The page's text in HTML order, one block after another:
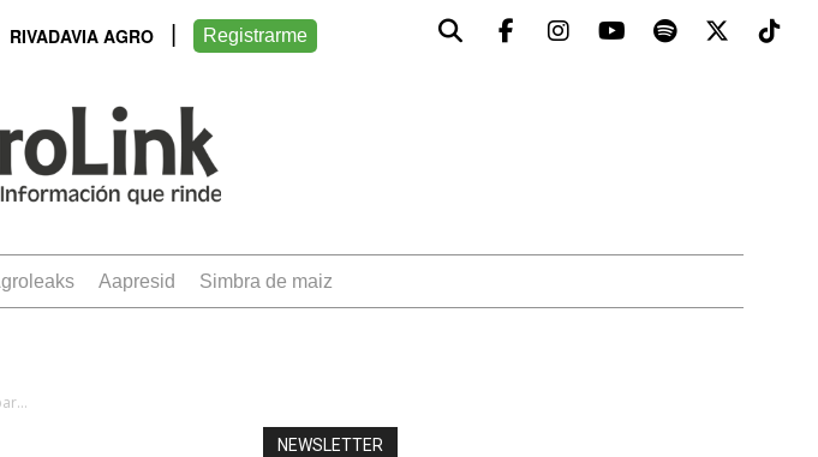
RIVADAVIA AGRO Registrarme
Agroleaks aapresid simbra de maiz
Ante el brote de sarna ovina en Río Negro y Neuquén, difunden medidas para prevenirla
NEWSLETTER